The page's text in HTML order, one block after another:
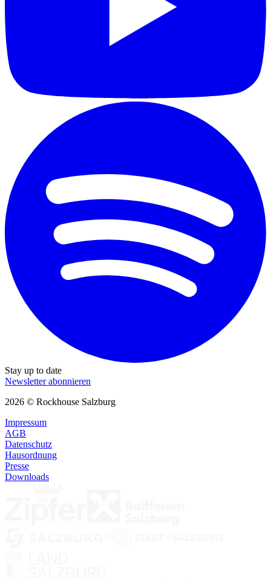
Stay up to date
Newsletter abonnieren
2026 © Rockhouse Salzburg
Impressum
AGB
Datenschutz
Hausordnung
Presse
Downloads